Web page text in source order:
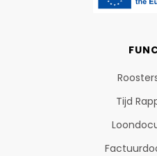
Tijd